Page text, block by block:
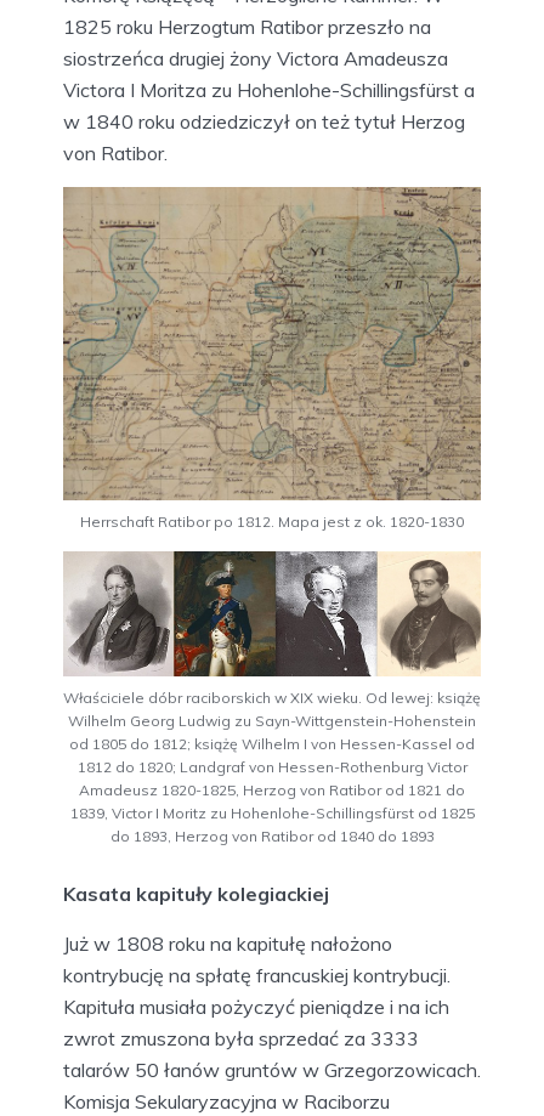
1825 roku Herzogtum Ratibor przeszło na
siostrzeńca drugiej żony Victora Amadeusza
Victora I Moritza zu Hohenlohe-Schillingsfürst a
w 1840 roku odziedziczył on też tytuł Herzog
von Ratibor.
Herrschaft Ratibor po 1812. Mapa jest z ok. 1820-1830
Właściciele dóbr raciborskich w XIX wieku. Od lewej: książę
Wilhelm Georg Ludwig zu Sayn-Wittgenstein-Hohenstein
od 1805 do 1812; książę Wilhelm I von Hessen-Kassel od
1812 do 1820; Landgraf von Hessen-Rothenburg Victor
Amadeusz 1820-1825, Herzog von Ratibor od 1821 do
1839, Victor I Moritz zu Hohenlohe-Schillingsfürst od 1825
do 1893, Herzog von Ratibor od 1840 do 1893
Kasata kapituły kolegiackiej
Już w 1808 roku na kapitułę nałożono
kontrybucję na spłatę francuskiej kontrybucji.
Kapituła musiała pożyczyć pieniądze i na ich
zwrot zmuszona była sprzedać za 3333
talarów 50 łanów gruntów w Grzegorzowicach.
Komisja Sekularyzacyjna w Raciborzu